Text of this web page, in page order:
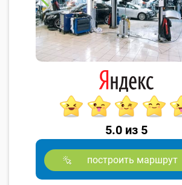
5.0 из 5
построить маршрут